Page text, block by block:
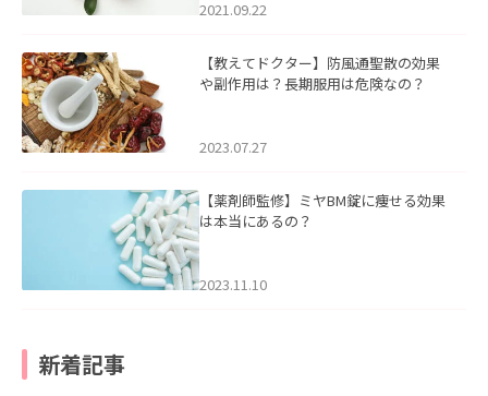
2021.09.22
【教えてドクター】防風通聖散の効果
や副作用は？長期服用は危険なの？
2023.07.27
【薬剤師監修】ミヤBM錠に痩せる効果
は本当にあるの？
2023.11.10
新着記事